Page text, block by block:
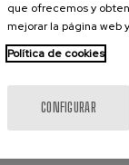
que ofrecemos y
mejorar la página web
Política de cookies
CONFIGURAR